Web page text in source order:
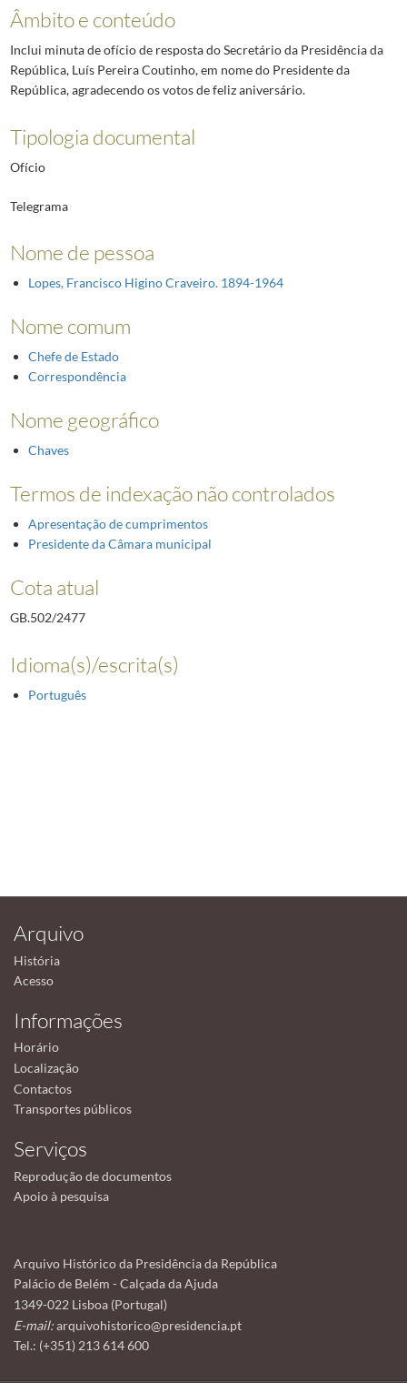
Âmbito e conteúdo
Inclui minuta de ofício de resposta do Secretário da Presidência da
República, Luís Pereira Coutinho, em nome do Presidente da
República, agradecendo os votos de feliz aniversário.
Tipologia documental
Ofício
Telegrama
Nome de pessoa
Lopes, Francisco Higino Craveiro. 1894-1964
Nome comum
Chefe de Estado
Correspondência
Nome geográfico
Chaves
Termos de indexação não controlados
Apresentação de cumprimentos
Presidente da Câmara municipal
Cota atual
GB.502/2477
Idioma(s)/escrita(s)
Português
Arquivo
História
Acesso
Informações
Horário
Localização
Contactos
Transportes públicos
Serviços
Reprodução de documentos
Apoio à pesquisa
Arquivo Histórico da Presidência da República
Palácio de Belém - Calçada da Ajuda
1349-022 Lisboa (Portugal)
E-mail:arquivohistorico@presidencia.pt
Tel.: (+351) 213 614 600